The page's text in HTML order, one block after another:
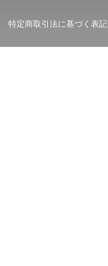
特定商取引法に基づく表記